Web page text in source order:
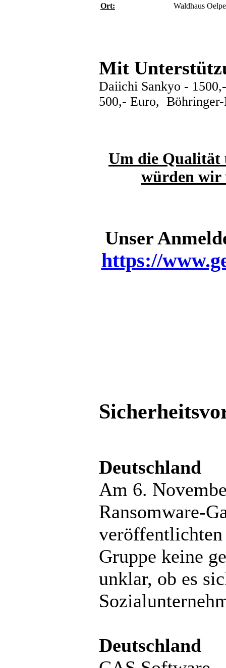
Ort:
Waldhaus
Mit
Daiichi Sankyo -
500,- Euro,
Um die Qualität
würden wir
Unser
https://
Deutschland
Am 6.
Ransomware-
Gruppe keine
unklar, ob es
Deutschland